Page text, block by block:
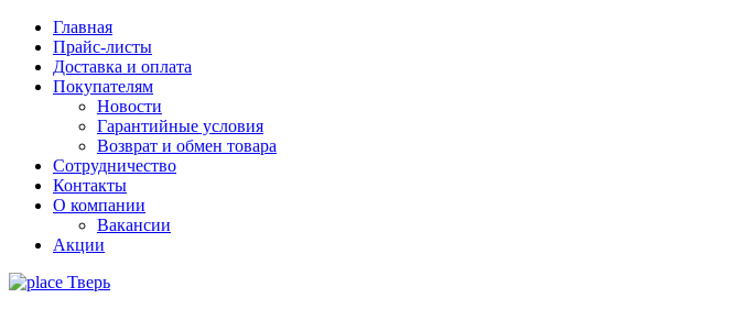
Главная
Прайс-листы
Доставка и оплата
Покупателям
Новости
Гарантийные условия
Возврат и обмен товара
Сотрудничество
Контакты
О компании
Вакансии
Акции
Тверь